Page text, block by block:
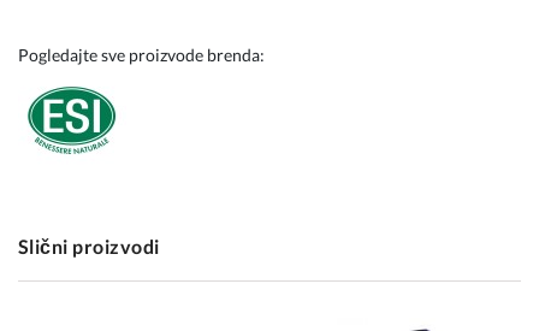
Pogledajte sve proizvode brenda:
Slični proizvodi